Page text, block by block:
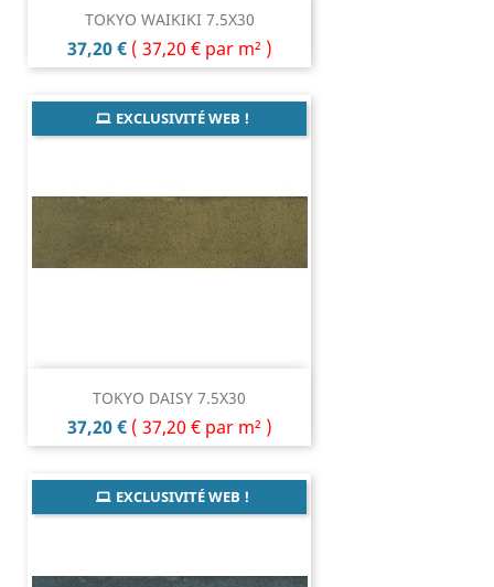
TOKYO WAIKIKI 7.5X30
Prix
37,20 € ( 37,20 € par m² )
TOKYO DAISY 7.5X30
Prix
37,20 € ( 37,20 € par m² )
EXCLUSIVITÉ WEB !
EXCLUSIVITÉ WEB !